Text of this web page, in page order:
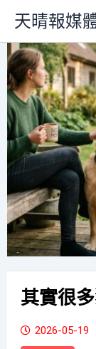
主
要
內
容
天晴報媒
其實很
2026-05-19